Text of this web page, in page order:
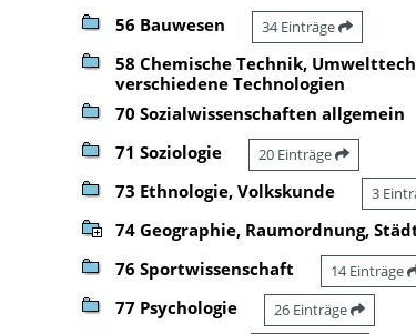
56 Bauwesen 34 Einträge
58 Chemische Technik,
verschiedene Technologien
70 Sozialwissenschaften allgemein
71 Soziologie 20 Einträge
73 Ethnologie, Volkskunde 3
74 Geographie, Raumordnung,
76 Sportwissenschaft 14 Einträge
77 Psychologie 26 Einträge